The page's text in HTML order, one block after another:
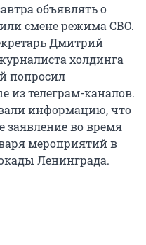
объявлять о
смене режима СВО.
Дмитрий
холдинга
попросил
из телеграм-каналов.
информацию, что
заявление во время
мероприятий в
Ленинграда.